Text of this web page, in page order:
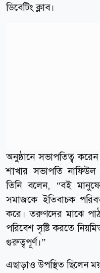
ডিবেটিং ক্লাব।
অনুষ্ঠানে সভাপতিত্ব
শাখার সভাপতি নাফিউল
তিনি বলেন, “বই
সমাজকে ইতিবাচক
করে। তরুণদের মাঝে
পরিবেশ সৃষ্টি করতে
গুরুত্বপূর্ণ।”
এছাড়াও উপস্থিত ছিলেন